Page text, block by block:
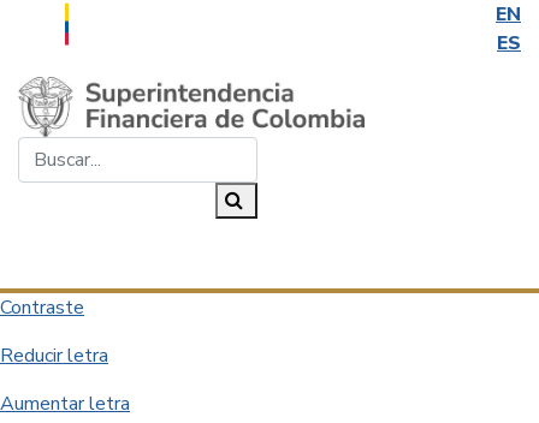
EN
ES
Saltar al contenido principal
Contraste
Reducir letra
Aumentar letra